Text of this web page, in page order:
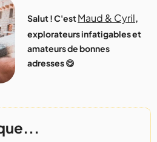
Salut ! C'estMaud & Cyril
explorateurs infatigables et
amateurs de bonnes
adresses 😋